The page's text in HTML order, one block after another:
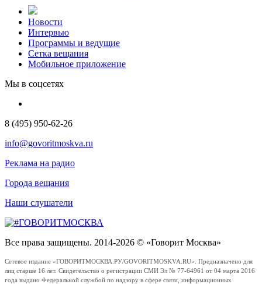
Новости
Интервью
Программы и ведущие
Сетка вещания
Мобильное приложение
Мы в соцсетях
8 (495) 950-62-26
info@govoritmoskva.ru
Реклама на радио
Города вещания
Наши слушатели
Все права защищены. 2014-2026 © «Говорит Москва»
Сетевое издание «ГОВОРИТМОСКВА.РУ/GOVORITMOSKVA.RU». Предназначено для
лиц старше 16 лет. Свидетельство о регистрации СМИ Эл № 77-64961 от 04 марта 2016
года выдано Федеральной службой по надзору в сфере связи, информационных